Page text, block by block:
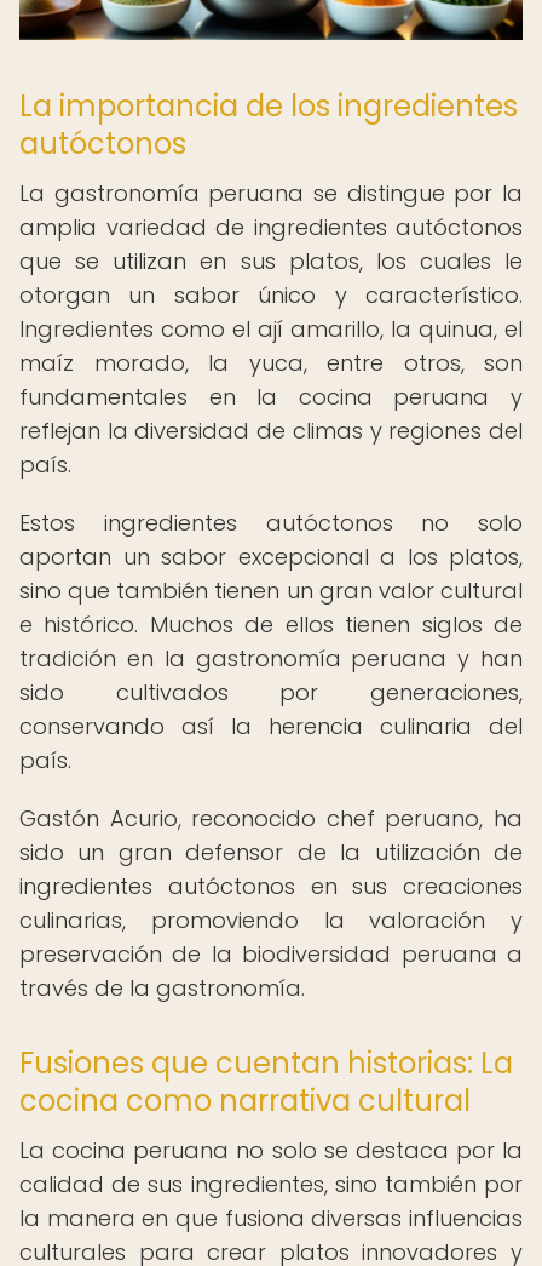
La importancia de los ingredientes
autóctonos
La gastronomía peruana se distingue por la
amplia variedad de ingredientes autóctonos
que se utilizan en sus platos, los cuales le
otorgan un sabor único y característico.
Ingredientes como el ají amarillo, la quinua, el
maíz morado, la yuca, entre otros, son
fundamentales en la cocina peruana y
reflejan la diversidad de climas y regiones del
país.
Estos ingredientes autóctonos no solo
aportan un sabor excepcional a los platos,
sino que también tienen un gran valor cultural
e histórico. Muchos de ellos tienen siglos de
tradición en la gastronomía peruana y han
sido cultivados por generaciones,
conservando así la herencia culinaria del
país.
Gastón Acurio, reconocido chef peruano, ha
sido un gran defensor de la utilización de
ingredientes autóctonos en sus creaciones
culinarias, promoviendo la valoración y
preservación de la biodiversidad peruana a
través de la gastronomía.
Fusiones que cuentan historias: La
cocina como narrativa cultural
La cocina peruana no solo se destaca por la
calidad de sus ingredientes, sino también por
la manera en que fusiona diversas influencias
culturales para crear platos innovadores y